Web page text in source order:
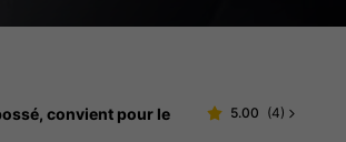
convient pour le
5.00 (4)